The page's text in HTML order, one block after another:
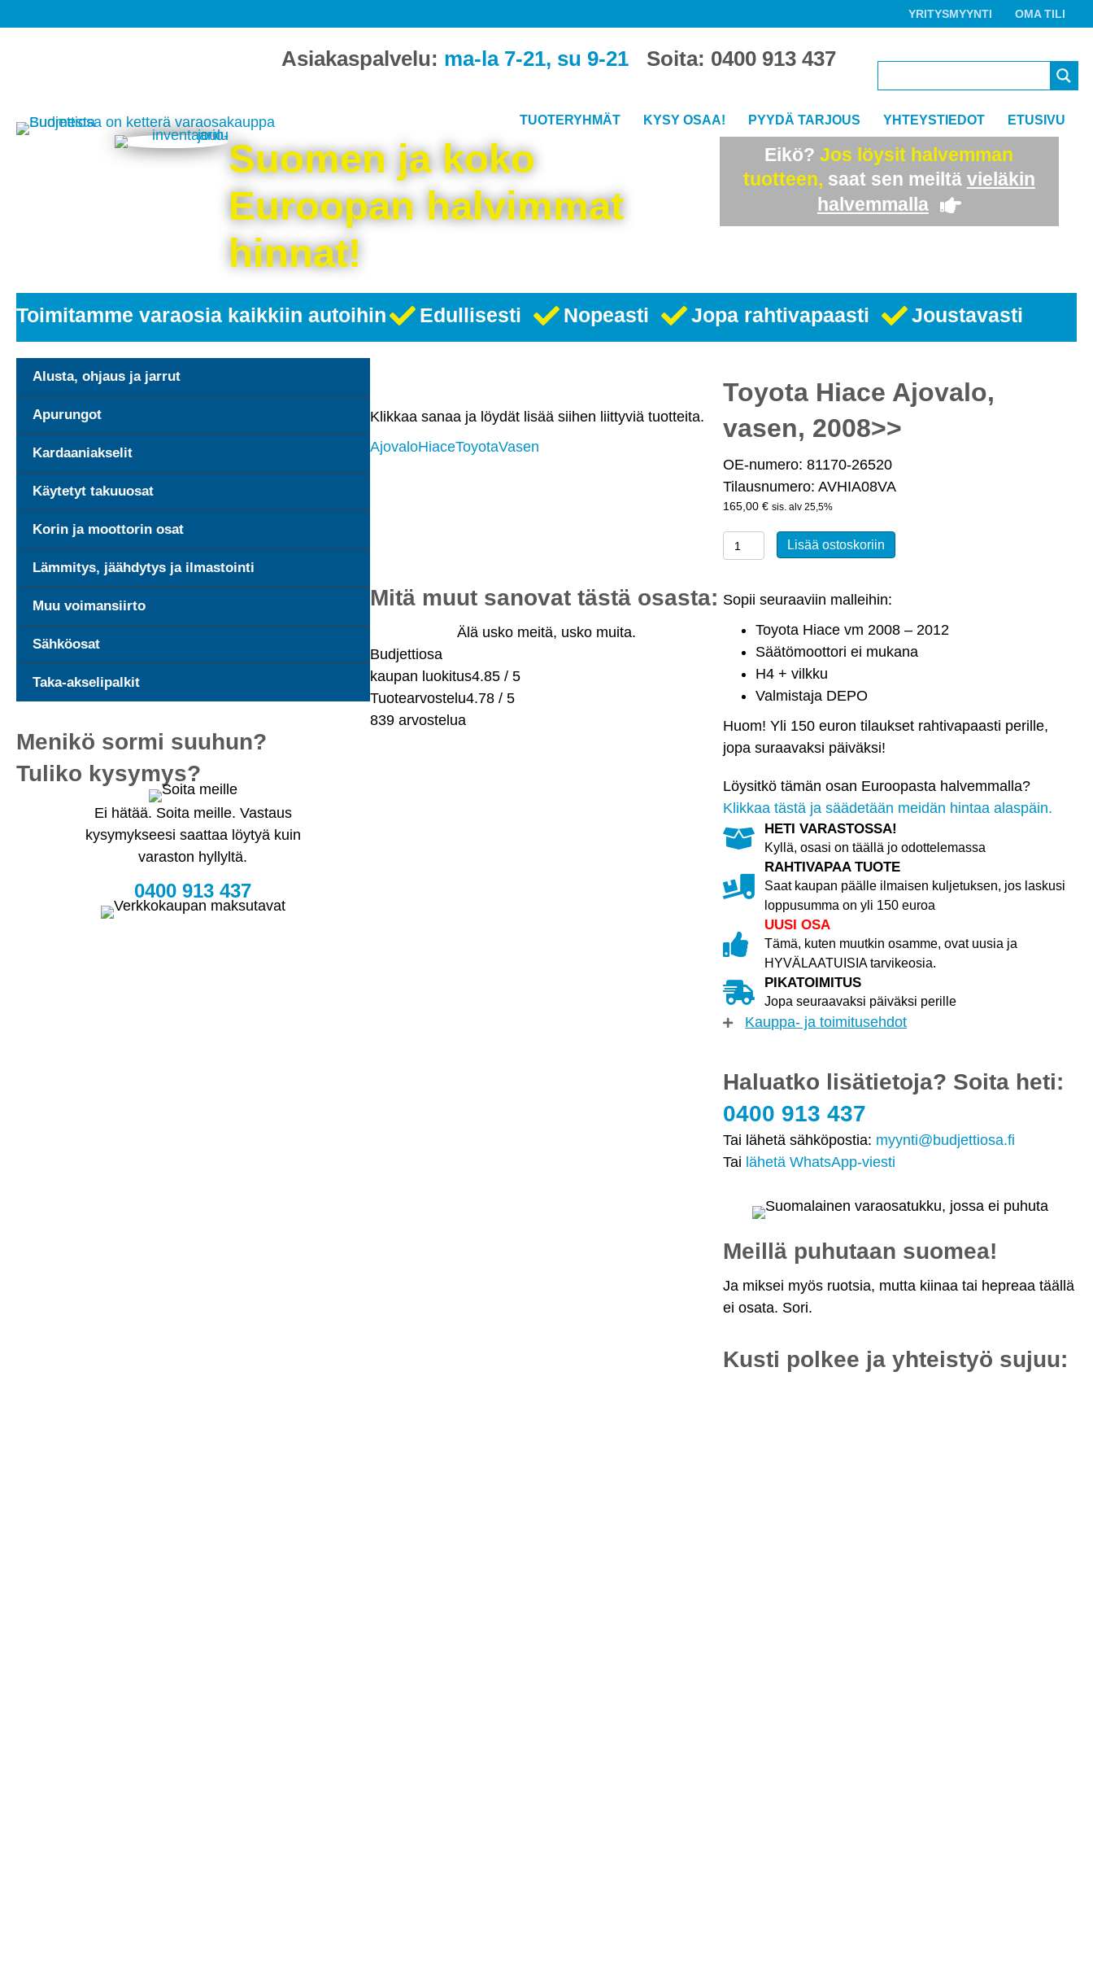
YRITYSMYYNTI OMA TILI
Asiakaspalvelu: ma-la 7-21, su 9-21 Soita: 0400 913 437
TUOTERYHMÄT KYSY OSAA! PYYDÄ TARJOUS YHTEYSTIEDOT ETUSIVU
Suomen ja koko
Euroopan halvimmat
hinnat!
Eikö?Jos löysit halvemman
tuotteen, saat sen meiltä vieläkin
halvemmalla
Toimitamme varaosia kaikkiin autoihin Edullisesti Nopeasti Jopa rahtivapaasti Joustavasti
Alusta, ohjaus ja jarrut
Apurungot
Kardaaniakselit
Käytetyt takuuosat
Korin ja moottorin osat
Lämmitys, jäähdytys ja ilmastointi
Muu voimansiirto
Sähköosat
Taka-akselipalkit
Menikö sormi suuhun?
Tuliko kysymys?
Ei hätää. Soita meille. Vastaus
kysymykseesi saattaa löytyä kuin
varaston hyllyltä.
0400 913 437
Klikkaa sanaa ja löydät lisää siihen liittyviä tuotteita.
AjovaloHiaceToyotaVasen
Mitä muut sanovat tästä osasta:
Älä usko meitä, usko muita.
Budjettiosa
kaupan luokitus4.85 / 5
Tuotearvostelu4.78 / 5
839 arvostelua
Toyota Hiace Ajovalo,
vasen, 2008>>
OE-numero: 81170-26520
Tilausnumero: AVHIA08VA
165,00€ sis. alv 25,5%
Toyota
Hiace
vasen,
2008>>
määrä
Lisää ostoskoriin
Sopii seuraaviin malleihin:
Toyota Hiace vm 2008 – 2012
Säätömoottori ei mukana
H4 + vilkku
Valmistaja DEPO
Huom! Yli 150 euron tilaukset rahtivapaasti perille,
jopa suraavaksi päiväksi!
Löysitkö tämän osan Euroopasta halvemmalla?
Klikkaa tästä ja säädetään meidän hintaa alaspäin.
HETI VARASTOSSA!
Kyllä, osasi on täällä jo odottelemassa
RAHTIVAPAA TUOTE
Saat kaupan päälle ilmaisen kuljetuksen, jos laskusi
loppusumma on yli 150 euroa
UUSI OSA
Tämä, kuten muutkin osamme, ovat uusia ja
HYVÄLAATUISIA tarvikeosia.
PIKATOIMITUS
Jopa seuraavaksi päiväksi perille
Kauppa- ja toimitusehdot
Haluatko lisätietoja? Soita heti:
0400 913 437
Tai lähetä sähköpostia: myynti@budjettiosa.fi
Tai lähetä WhatsApp-viesti
Meillä puhutaan suomea!
Ja miksei myös ruotsia, mutta kiinaa tai hepreaa täällä
ei osata. Sori.
Kusti polkee ja yhteistyö sujuu: